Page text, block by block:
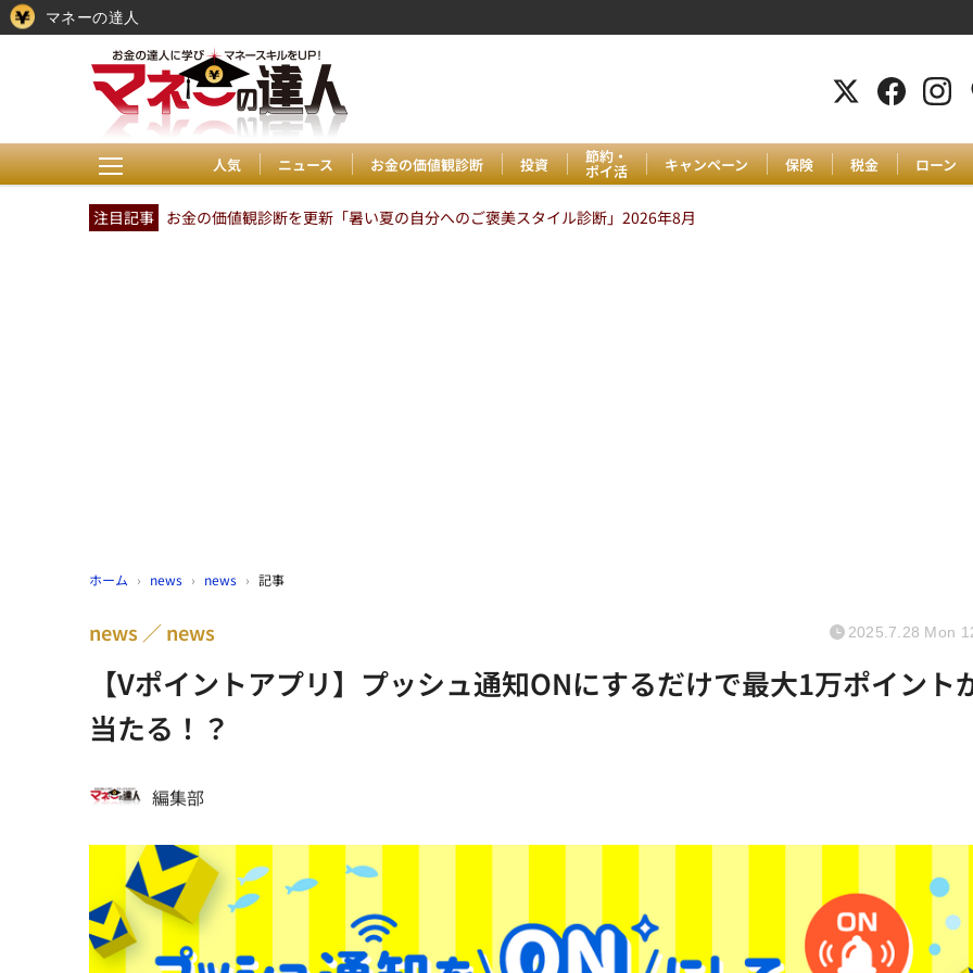
人気 ニュース お金の価値観診断 投資 節約・
ポイ活 キャンペーン 保険 税金 ローン
注目記事 お金の価値観診断を更新「暑い夏の自分へのご褒美スタイル診断」2026年8月
ホーム › news › news › 記事
【Vポイントアプリ】プッシュ通知ONにするだけで最大1万ポイント
当たる！？
news news 2025.7.28 Mon
編集部
マネーの達人